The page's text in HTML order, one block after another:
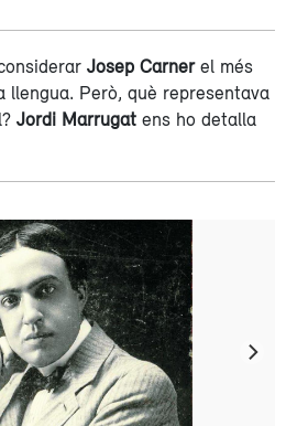
Josep Carnerel més
llengua. Però, què representava
Jordi Marrugat ens ho detalla